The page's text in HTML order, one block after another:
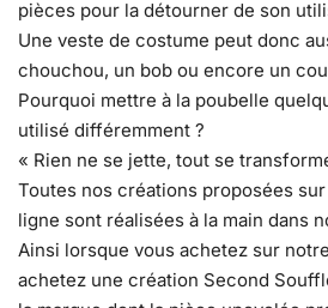
pièces pour la détourner de son
Une veste de costume peut donc
chouchou, un bob ou encore un
Pourquoi mettre à la poubelle
utilisé différemment ?
« Rien ne se jette, tout se
Toutes nos créations proposées
ligne sont réalisées à la main dans
Ainsi lorsque vous achetez sur
achetez une création Second